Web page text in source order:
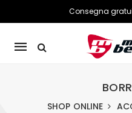
Consegna
Mobile
SHOP ONLINE